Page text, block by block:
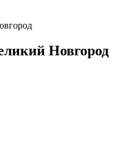
Новгород